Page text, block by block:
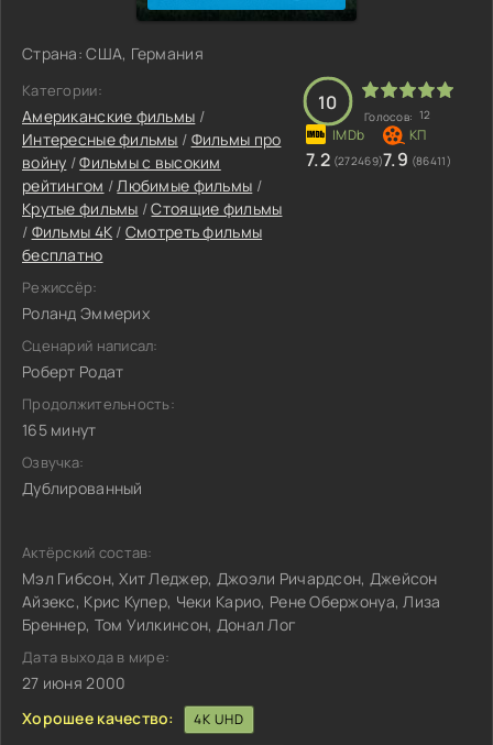
Страна: США, Германия
Категории:
Американские фильмы /
Интересные фильмы / Фильмы про
войну /Фильмы с высоким
рейтингом /Любимые фильмы /
Крутые фильмы /Стоящие фильмы
/ Фильмы 4K / Смотреть фильмы
бесплатно
Режиссёр:
Роланд Эммерих
Сценарий написал:
Роберт Родат
Продолжительность:
165 минут
Озвучка:
Дублированный
10
Голосов: 12
7.2 (272469)7.9 (86411)
Актёрский состав:
Мэл Гибсон, Хит Леджер, Джоэли Ричардсон, Джейсон
Айзекс, Крис Купер, Чеки Карио, Рене Обержонуа, Лиза
Бреннер, Том Уилкинсон, Донал Лог
Дата выхода в мире:
27 июня 2000
Хорошее качество:
4K UHD